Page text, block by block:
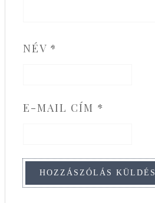
NÉV *
E-MAIL CÍM *